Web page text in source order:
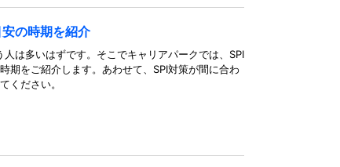
安の時期を紹介
は多いはずです。そこでキャリアパークでは、SPI
期をご紹介します。あわせて、SPI対策が間に合わ
ください。